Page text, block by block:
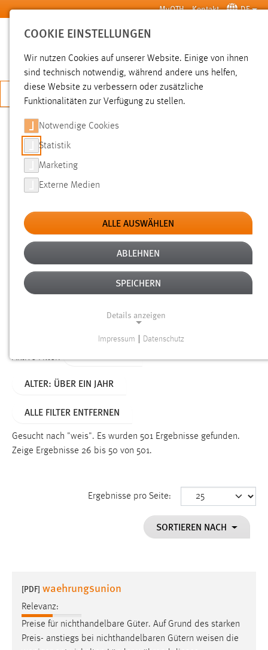
Zum Hauptinhalt springen MyOTH Kontakt DE
SUCHE
JETZT BEWERBEN
SUCHE
FILTER
Typ
Erstellungsdatum
Alter
Aktive Filter:
ALTER: ÜBER EIN JAHR
ALLE FILTER ENTFERNEN
Gesucht nach "weis". Es wurden 501 Ergebnisse gefunden.
Zeige Ergebnisse 26 bis 50 von 501.
Ergebnisse pro Seite:
SORTIEREN NACH
[PDF] waehrungsunion
Relevanz:
Preise für nichthandelbare Güter. Auf Grund des starken
Preis- anstiegs bei nichthandelbaren Gütern weisen die
COOKIE EINSTELLUNGEN
Wir nutzen Cookies auf unserer Website. Einige von ihnen
sind technisch notwendig, während andere uns helfen,
diese Website zu verbessern oder zusätzliche
Funktionalitäten zur Verfügung zu stellen.
Notwendige Cookies
Statistik
Marketing
Externe Medien
ALLE AUSWÄHLEN
ABLEHNEN
SPEICHERN
Details anzeigen
Funktionen und sind für die einwandfreie Funktion der
Name:
Dieser Cookie speichert die ausgewählten Einverständnis-
Performance
Name:
staticfilecache
Zweck:
Impressum Datenschutz